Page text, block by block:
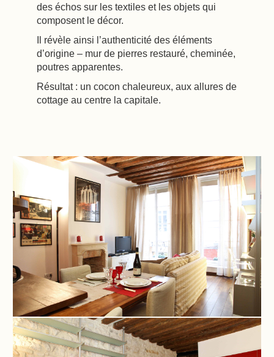
des échos sur les textiles et les objets qui
composent le décor.
Il révèle ainsi l’authenticité des éléments
d’origine – mur de pierres restauré, cheminée,
poutres apparentes.
Résultat : un cocon chaleureux, aux allures de
cottage au centre la capitale.